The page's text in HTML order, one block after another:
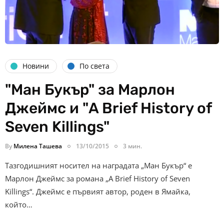
Новини По света
"Ман Букър" за Марлон
Джеймс и "A Brief History of
Seven Killings"
By Милена Ташева 13/10/2015 3 мин.
Тазгодишният носител на наградата „Ман Букър“ е
Марлон Джеймс за романа „А Brief History of Seven
Killings“. Джеймс е първият автор, роден в Ямайка,
който…